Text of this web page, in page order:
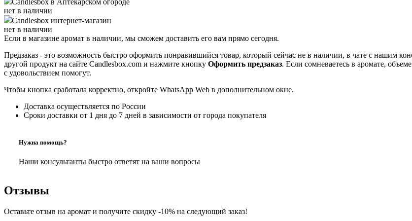
нет в наличии
Candlesbox интернет-магазин
нет в наличии
Если в магазине аромат в наличии, мы сможем доставить его вам прямо сегодня.
Предзаказ - это возможность быстро оформить понравившийся товар, который сейчас не в наличии, в чате с нашим
другой продукт на сайте Candlesbox.com и нажмите кнопку Оформить предзаказ. Если сомневаетесь в аромате,
с удовольствием помогут.
Чтобы кнопка сработала корректно, откройте WhatsApp Web в дополнительном окне.
Доставка осуществляется по России
Сроки доставки от 1 дня до 7 дней в зависимости от города покупателя
Нужна помощь?
Наши консультанты быстро ответят на ваши вопросы
Отзывы
Оставьте отзыв на аромат и получите скидку -10% на следующий заказ!